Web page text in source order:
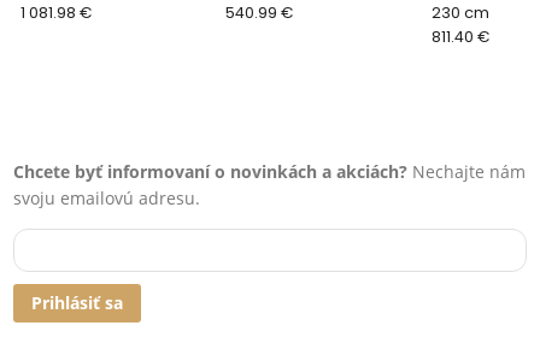
1 081.98 €
540.99 €
230 cm
811.40 €
Chcete byť informovaní o novinkách a akciách? Nechajte nám
svoju emailovú adresu.
Prihlásiť sa